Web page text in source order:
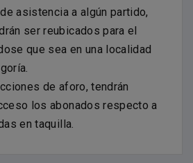
asistencia a algún partido,
ser reubicados para el
que sea en una localidad
de aforo, tendrán
los abonados respecto a
en taquilla.